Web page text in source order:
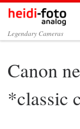
Zum Inhalt springen
Legendary Cameras
Canon
*classic